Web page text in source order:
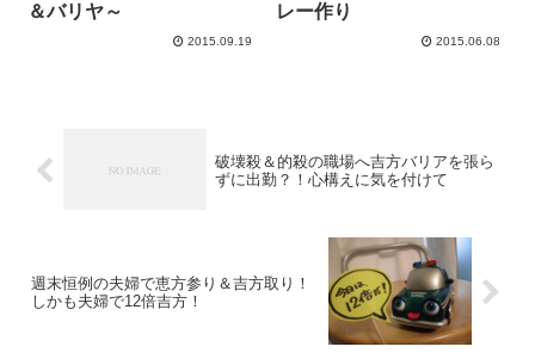
＆バリヤ～
2015.09.19
レー作り
2015.06.08
破壊殺＆的殺の職場へ吉方バリアを張ら
ずに出勤？！心構えに気を付けて
週末恒例の夫婦で恵方参り＆吉方取り！
しかも夫婦で12倍吉方！